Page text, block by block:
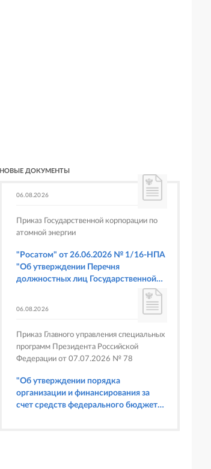
НОВЫЕ ДОКУМЕНТЫ
06.08.2026
Приказ Государственной корпорации по
атомной энергии
"Росатом" от 26.06.2026 № 1/16-НПА
"Об утверждении Перечня
должностных лиц Государственной
корпорации по атомной энергии
предусмотренных статьями 6.3, 8.1,
9.4, 9.5 и 9.5.1, частью 3 статьи 9.16,
статьей 14.44, частью 1 статьи 19.4,
статьей 19.4.1, частями 6 и 15 статьи
19.5, статьями 19.6 и 19.7, частью 1
статьи 19.26, статьей 19.33, частями 1,
2, 2.1, 6 и 6.1 статьи 20.4 Кодекса
06.08.2026
Приказ Главного управления специальных
программ Президента Российской
Федерации от 07.07.2026 № 78
"Об утверждении порядка
организации и финансирования за
счет средств федерального бюджета